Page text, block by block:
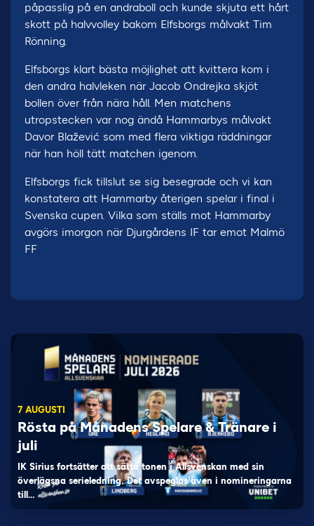
påpasslig på en andraboll och kunde skjuta ett hårt
skott på halvvolley bakom Elfsborgs målvakt Tim
Rönning.
Elfsborgs klart bästa möjlighet att kvittera kom i
den andra halvleken när Jacob Ondrejka skjöt
bollen över från nära håll. Men matchens
utropstecken var nog ändå Hammarbys målvakt
Davor Blažević som med flera viktiga räddningar
när han höll tätt matchen igenom.
Elfsborgs fick tillslut se sig besegrade och vi kan
konstatera att Hammarby återigen spelar i final i
Svenska cupen. Vilka som ställs mot Hammarby
avgörs imorgon när Djurgårdens IF tar emot Malmö
FF
7 AUGUSTI
Rösta på Månadens Spelare & Tränare i
juli
IK Sirius fortsätter att sätta tonen i Allsvenskan med sin
överlägsna serieledning. Det avspeglas även i nomineringarna
till…